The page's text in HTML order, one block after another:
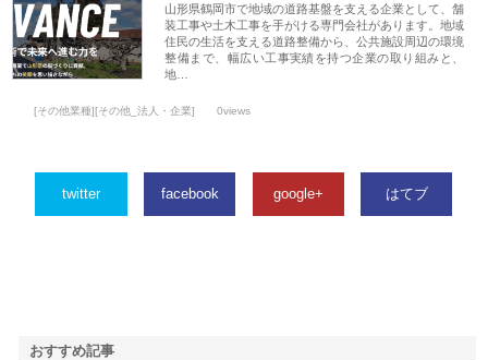
山形県鶴岡市で地域の道路基盤を支える企業として、舗
装工事や土木工事を手がける専門会社があります。地域
住民の生活を支える道路整備から、公共施設周辺の環境
整備まで、幅広い工事実績を持つ企業の取り組みと、
地…
[その他業種][その他_法人・企業] 0views
twitter facebook google+ はてブ
おすすめ記事